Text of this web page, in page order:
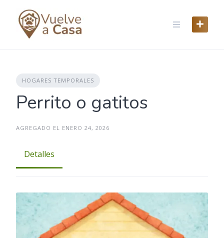
content
HOGARES TEMPORALES
Perrito o gatitos
AGREGADO EL ENERO 24, 2026
Detalles